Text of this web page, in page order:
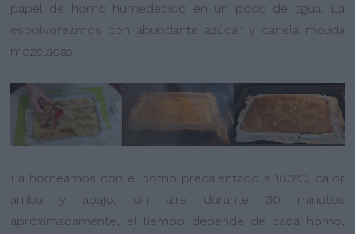
papel de horno humedecido en un poco de agua. La
espolvoreamos con abundante azúcar y canela molida
mezcladas.
La horneamos con el horno precalentado a 180ºC, calor
arriba y abajo, sin aire durante 30 minutos
aproximadamente, el tiempo depende de cada horno,